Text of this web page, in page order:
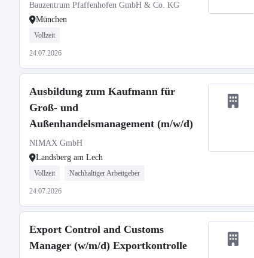
Bauzentrum Pfaffenhofen GmbH & Co. KG
München
Vollzeit
24.07.2026
Ausbildung zum Kaufmann für
Groß- und
Außenhandelsmanagement (m/w/d)
NIMAX GmbH
Landsberg am Lech
Vollzeit Nachhaltiger Arbeitgeber
24.07.2026
Export Control and Customs
Manager (w/m/d) Exportkontrolle